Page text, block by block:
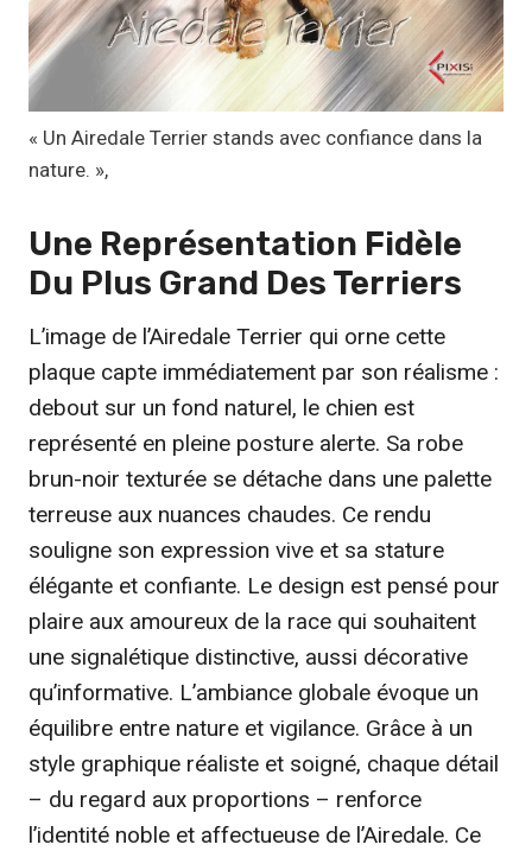
€
à
,
€
« Un Airedale Terrier stands avec confiance dans la
nature. »,
Une Représentation Fidèle
Du Plus Grand Des Terriers
L’image de l’Airedale Terrier qui orne cette
plaque capte immédiatement par son réalisme :
debout sur un fond naturel, le chien est
représenté en pleine posture alerte. Sa robe
brun-noir texturée se détache dans une palette
terreuse aux nuances chaudes. Ce rendu
souligne son expression vive et sa stature
élégante et confiante. Le design est pensé pour
plaire aux amoureux de la race qui souhaitent
une signalétique distinctive, aussi décorative
qu’informative. L’ambiance globale évoque un
équilibre entre nature et vigilance. Grâce à un
style graphique réaliste et soigné, chaque détail
– du regard aux proportions – renforce
l’identité noble et affectueuse de l’Airedale. Ce